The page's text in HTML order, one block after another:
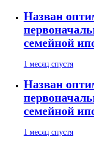
Назван
семейной
1 месяц спустя
Назван
семейной
1 месяц спустя